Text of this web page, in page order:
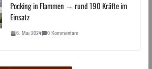
Pocking in Flammen → rund 190 Kräfte im
Einsatz
6. Mai 2024 0 Kommentare